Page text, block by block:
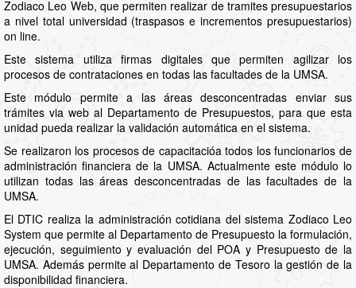
Zodiaco Leo Web, que permiten realizar de tramites presupuestarios
a nivel total universidad (traspasos e incrementos presupuestarios)
on line.
Este sistema utiliza firmas digitales que permiten agilizar los
procesos de contrataciones en todas las facultades de la UMSA.
Este módulo permite a las áreas desconcentradas enviar sus
trámites via web al Departamento de Presupuestos, para que esta
unidad pueda realizar la validación automática en el sistema.
Se realizaron los procesos de capacitacióa todos los funcionarios de
administración financiera de la UMSA. Actualmente este módulo lo
utilizan todas las áreas desconcentradas de las facultades de la
UMSA.
El DTIC realiza la administración cotidiana del sistema Zodiaco Leo
System que permite al Departamento de Presupuesto la formulación,
ejecución, seguimiento y evaluación del POA y Presupuesto de la
UMSA. Además permite al Departamento de Tesoro la gestión de la
disponibilidad financiera.